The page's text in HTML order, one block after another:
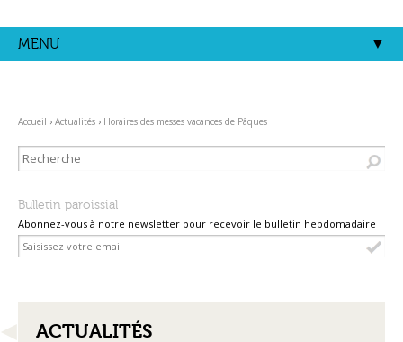
contenu.
|
MENU
Accueil › Actualités › Horaires des messes vacances de Pâques
Bulletin paroissial
Abonnez-vous à notre newsletter pour recevoir le bulletin hebdomadaire
NAVIGATION
ACTUALITÉS